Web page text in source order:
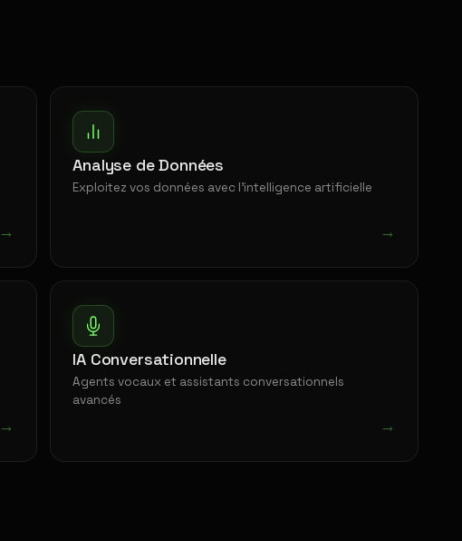
→
Analyse de Données
Exploitez vos données avec l'intelligence artificielle
→
→
IA Conversationnelle
Agents vocaux et assistants conversationnels
avancés
→